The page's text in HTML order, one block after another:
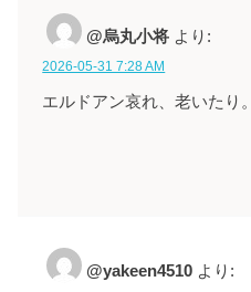
@烏丸小将 より:
2026-05-31 7:28 AM
エルドアン哀れ、老いたり。
@yakeen4510 より: